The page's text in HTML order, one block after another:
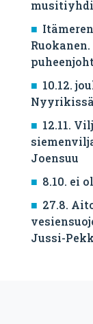
10.12.
Nyyrikissä
12.11.
Joensuu
8.10. ei
27.8.
Jussi-